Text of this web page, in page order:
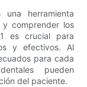
herramienta
comprender los
es crucial para
y efectivos. Al
para cada
pueden
del paciente.